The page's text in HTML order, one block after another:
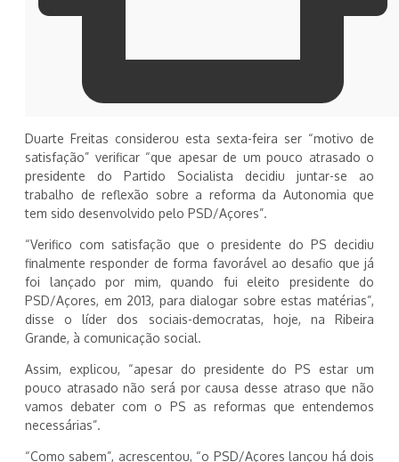
Duarte Freitas considerou esta sexta-feira ser “motivo de
satisfação” verificar “que apesar de um pouco atrasado o
presidente do Partido Socialista decidiu juntar-se ao
trabalho de reflexão sobre a reforma da Autonomia que
tem sido desenvolvido pelo PSD/Açores”.
“Verifico com satisfação que o presidente do PS decidiu
finalmente responder de forma favorável ao desafio que já
foi lançado por mim, quando fui eleito presidente do
PSD/Açores, em 2013, para dialogar sobre estas matérias”,
disse o líder dos sociais-democratas, hoje, na Ribeira
Grande, à comunicação social.
Assim, explicou, “apesar do presidente do PS estar um
pouco atrasado não será por causa desse atraso que não
vamos debater com o PS as reformas que entendemos
necessárias”.
“Como sabem”, acrescentou, “o PSD/Açores lançou há dois